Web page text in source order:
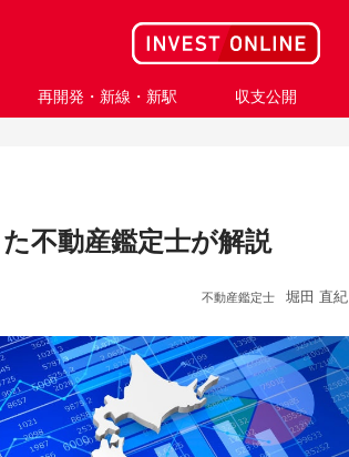
再開発・新線・新駅 収支公開
不動産鑑定士が解説
不動産鑑定士 堀田 直紀